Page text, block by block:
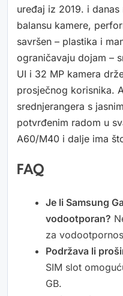
uređaj iz 2019. i
balansu kamere,
savršen – plastika i
ograničavaju dojam –
UI i 32 MP kamera
prosječnog korisnika.
srednjerangera s
potvrđenim radom u
A60/M40 i dalje ima
FAQ
Je li Samsung
vodootporan?
za
Podržava li
SIM slot
GB.